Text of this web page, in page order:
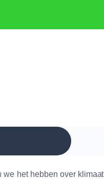
het hebben over